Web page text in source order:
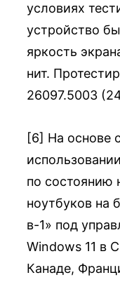
условиях
устройство
яркость
нит.
26097.5003
[6] На основе
по состоянию
ноутбуков на
в-1» под
Windows 11 в
Канаде,